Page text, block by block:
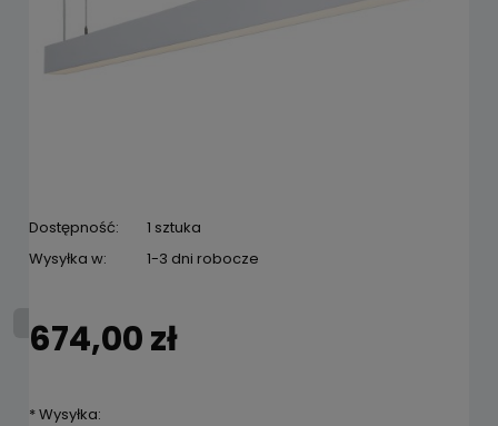
Dostępność:
1 sztuka
Wysyłka w:
1-3 dni robocze
674,00 zł
*Wysyłka: